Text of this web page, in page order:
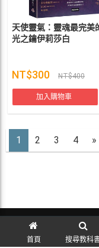
天使靈氣：靈魂最完美
光之鑰伊莉莎白
NT$300 NT$400
加入購物車
1 2 3 4 »
首頁 搜尋教科